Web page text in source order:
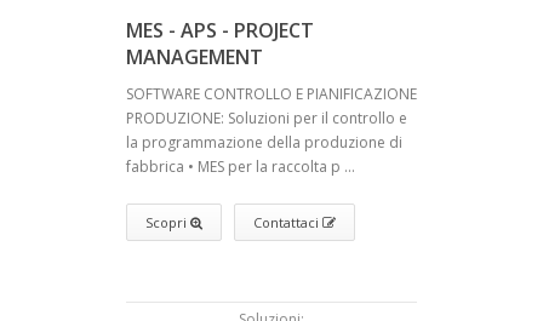
MES - APS - PROJECT
MANAGEMENT
SOFTWARE CONTROLLO E PIANIFICAZIONE
PRODUZIONE: Soluzioni per il controllo e
la programmazione della produzione di
fabbrica • MES per la raccolta p ...
Scopri Contattaci